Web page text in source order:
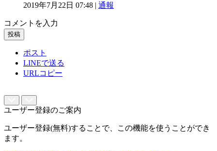
2019年7月22日 07:48 | 通報
コメントを入力
投稿
ポスト
LINEで送る
URLコピー
ユーザー登録のご案内
ユーザー登録(無料)することで、この機能を使うことができ
ます。